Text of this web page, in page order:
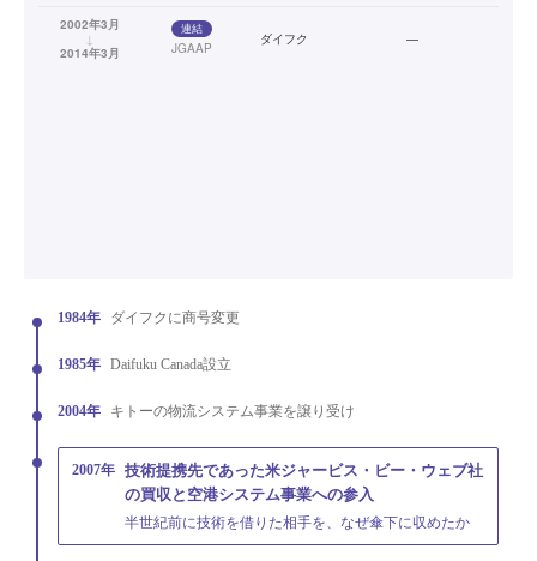
2002年3月
↓
2014年3月
連結
JGAAP
ダイフク —
1984年 ダイフクに商号変更
1985年 Daifuku Canada設立
2004年 キトーの物流システム事業を譲り受け
2007年 技術提携先であった米ジャービス・ビー・ウェブ社
の買収と空港システム事業への参入
半世紀前に技術を借りた相手を、なぜ傘下に収めたか